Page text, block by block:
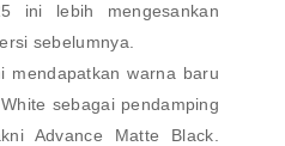
ini lebih mengesankan
sebelumnya.
mendapatkan warna baru
sebagai pendamping
Advance Matte Black.